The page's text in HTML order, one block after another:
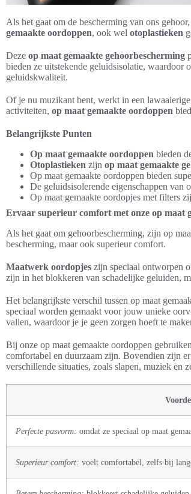
Als het gaat om de bescherming van ons
gemaakte oordoppen, ook wel otoplastieken
Deze op maat gemaakte gehoorbescherming
bieden ze uitstekende geluidsisolatie, waardoor
geluidskwaliteit.
Of je nu muzikant bent, werkt in een
activiteiten, op maat gemaakte oordoppen
Belangrijkste Punten
Op maat gemaakte oordoppen bieden
Otoplastieken zijn op maat gemaakte
Op maat gemaakte oordoppen bieden
De geluidsisolerende eigenschappen van
Op maat gemaakte oordopjes met filters
Ervaar superieur comfort met onze op maat
Als het gaat om gehoorbescherming, zijn op
bescherming, maar ook superieur comfort.
Maatwerk oordopjes zijn speciaal ontworpen
zijn in het blokkeren van schadelijke geluiden,
Het belangrijkste verschil tussen op maat
speciaal worden gemaakt voor jouw unieke
vallen, waardoor je je geen zorgen hoeft te
Bij onze op maat gemaakte oordoppen
comfortabel en duurzaam zijn. Bovendien zijn
verschillende situaties, zoals slapen, muziek en
Perfecte pasvorm: omdat ze speciaal op maat
Superieur comfort: voelt comfortabel, zelfs bij